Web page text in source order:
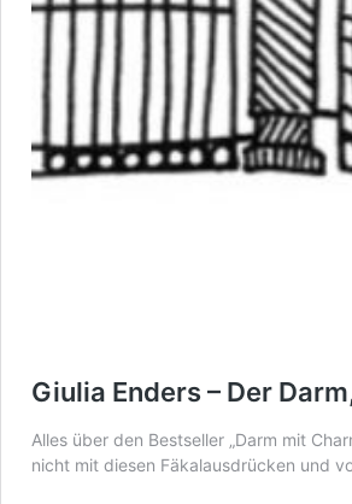
Giulia Enders – Der
Alles über den Bestseller „Darm mit
nicht mit diesen Fäkalausdrücken und